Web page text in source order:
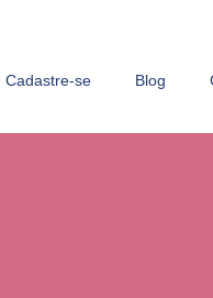
Cadastre-se Blog